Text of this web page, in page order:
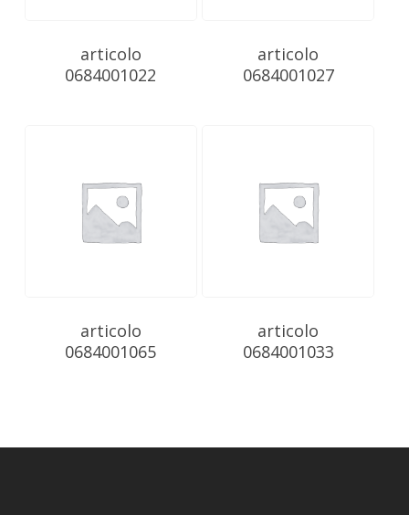
articolo
0684001022
articolo
0684001027
articolo
0684001065
articolo
0684001033